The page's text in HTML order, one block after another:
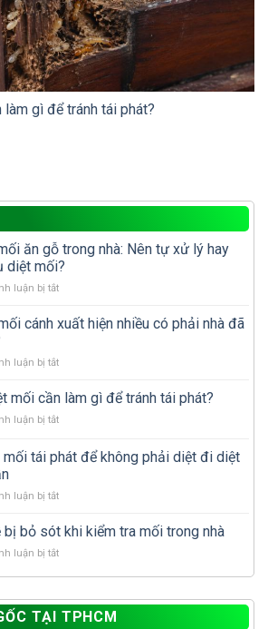
gì để tránh tái phát?
ăn gỗ trong nhà: Nên tự xử lý hay
diệt mối?
luận bị tắtở
hiện
mối
gỗ
nhà:
tự
lý
dịch
diệt
mối?
cánh xuất hiện nhiều có phải nhà đã
luận bị tắtở
mưa
cánh
hiện
phải
đã
mối?
mối cần làm gì để tránh tái phát?
luận bị tắtở
khi
diệt
cần
gì
tránh
mối tái phát để không phải diệt đi diệt
luận bị tắtở
xử
mối
để
không
bị bỏ sót khi kiểm tra mối trong nhà
luận bị tắtở
trí
dễ
TẠI TPHCM